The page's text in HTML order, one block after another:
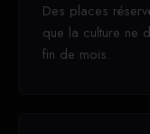
Des places
que la culture ne
fin de mois.